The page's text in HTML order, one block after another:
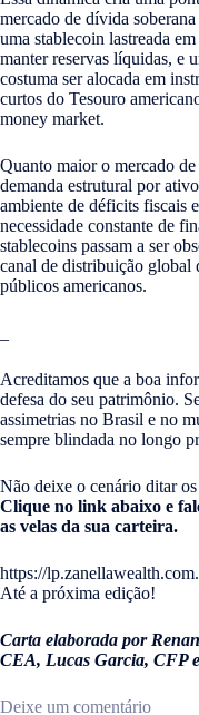
mercado de dívida
uma stablecoin lastreada
manter reservas líquidas, e
costuma ser alocada em
curtos do Tesouro
money market.
Quanto maior o mercado
demanda estrutural por
ambiente de déficits fiscais
necessidade constante de
stablecoins passam a ser
canal de distribuição global
públicos americanos.
Acreditamos que a boa
defesa do seu patrimônio.
assimetrias no Brasil e no
sempre blindada no longo
Não deixe o cenário ditar
Clique no link abaixo e
as velas da sua carteira.
https://
Até a próxima edição!
Carta elaborada por
CEA, Lucas Garcia, CFP
Deixe um comentário